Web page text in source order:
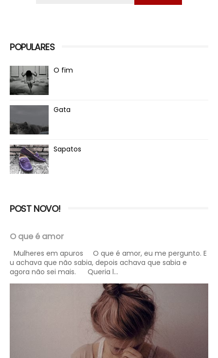
POPULARES
O fim
Gata
Sapatos
POST NOVO!
O que é amor
Mulheres em apuros O que é amor, eu me pergunto. E
u achava que não sabia, depois achava que sabia e
agora não sei mais. Queria l...